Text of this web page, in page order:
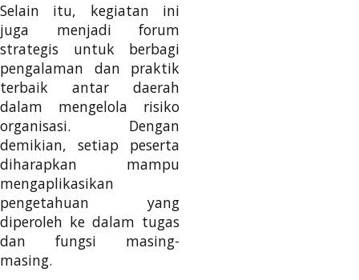
Selain itu, kegiatan ini
juga menjadi forum
strategis untuk berbagi
pengalaman dan praktik
terbaik antar daerah
dalam mengelola risiko
organisasi. Dengan
demikian, setiap peserta
diharapkan mampu
mengaplikasikan
pengetahuan yang
diperoleh ke dalam tugas
dan fungsi masing-
masing.